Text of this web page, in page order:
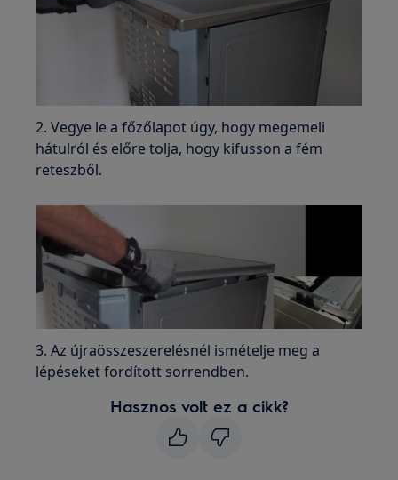
2. Vegye le a főzőlapot úgy, hogy megemeli
hátulról és előre tolja, hogy kifusson a fém
reteszből.
3. Az újraösszeszerelésnél ismételje meg a
lépéseket fordított sorrendben.
Hasznos volt ez a cikk?